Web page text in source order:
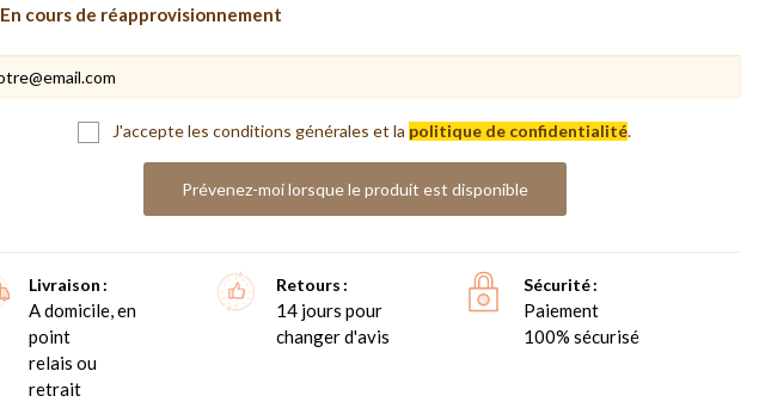
En cours de réapprovisionnement
J'accepte les conditions générales et la politique de confidentialité.
Prévenez-moi lorsque le produit est disponible
Livraison
A domicile, en
point
relais ou
retrait
Retours
14 jours pour
changer d'avis
Sécurité
Paiement
100% sécurisé